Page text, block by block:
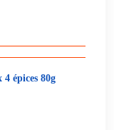
épices 80g